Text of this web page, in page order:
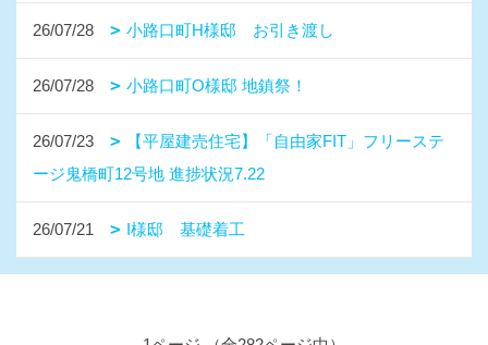
26/07/28 小路口町H様邸 お引き渡し
26/07/28 小路口町O様邸 地鎮祭！
26/07/23
【平屋建売住宅】「自由家FIT」フリーステ
ージ鬼橋町12号地 進捗状況7.22
26/07/21 I様邸 基礎着工